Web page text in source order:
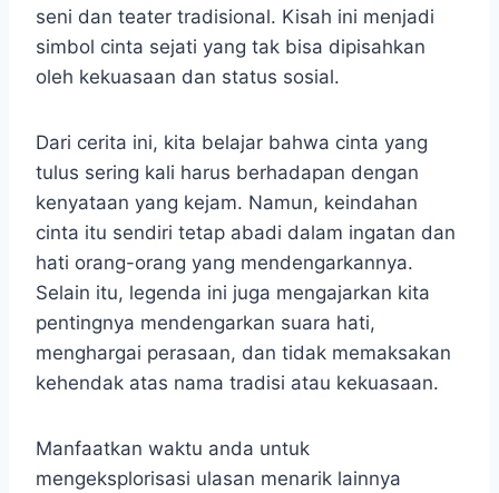
seni dan teater tradisional. Kisah ini menjadi
simbol cinta sejati yang tak bisa dipisahkan
oleh kekuasaan dan status sosial.
Dari cerita ini, kita belajar bahwa cinta yang
tulus sering kali harus berhadapan dengan
kenyataan yang kejam. Namun, keindahan
cinta itu sendiri tetap abadi dalam ingatan dan
hati orang-orang yang mendengarkannya.
Selain itu, legenda ini juga mengajarkan kita
pentingnya mendengarkan suara hati,
menghargai perasaan, dan tidak memaksakan
kehendak atas nama tradisi atau kekuasaan.
Manfaatkan waktu anda untuk
mengeksplorisasi ulasan menarik lainnya